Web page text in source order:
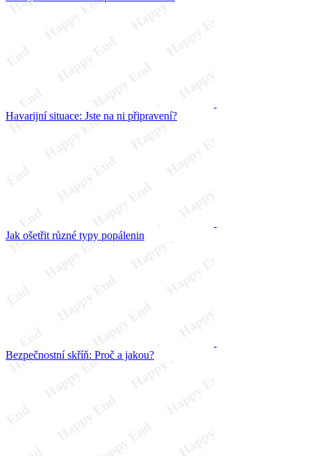
Havarijní situace: Jste na ni připravení?
Jak ošetřit různé typy popálenin
Bezpečnostní skříň: Proč a jakou?